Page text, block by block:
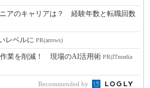
アのキャリアは？ 経験年数と転職回数
レベルに PR(arrows)
作業を削減！ 現場のAI活用術 PR(ITmedia
Recommended by